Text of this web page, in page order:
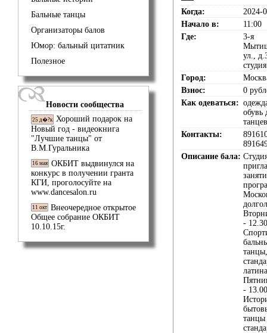
Бальные танцы
Организаторы балов
Юмор: бальный цитатник
Полезное
Новости сообщества
25 д�?к Хороший подарок на
Новый год - видеокнига
"Лучшие танцы" от
В.М.Гуральника
16 мая ОКБИТ выдвинулся на
конкурс в получении гранта
КГИ, проголосуйте на
www.dancesalon.ru
11 окт Внеочередное открытое
Общее собрание ОКБИТ
10.10.15г.
Когда:
2024-
Начало в:
11:00
Где:
3-я
ул.,
Город:
Взнос:
0
Как одеваться:
обувь
танцев
Контакты:
Описание бала:
- 12.30
танцы,
латина
- 13.00
танцы